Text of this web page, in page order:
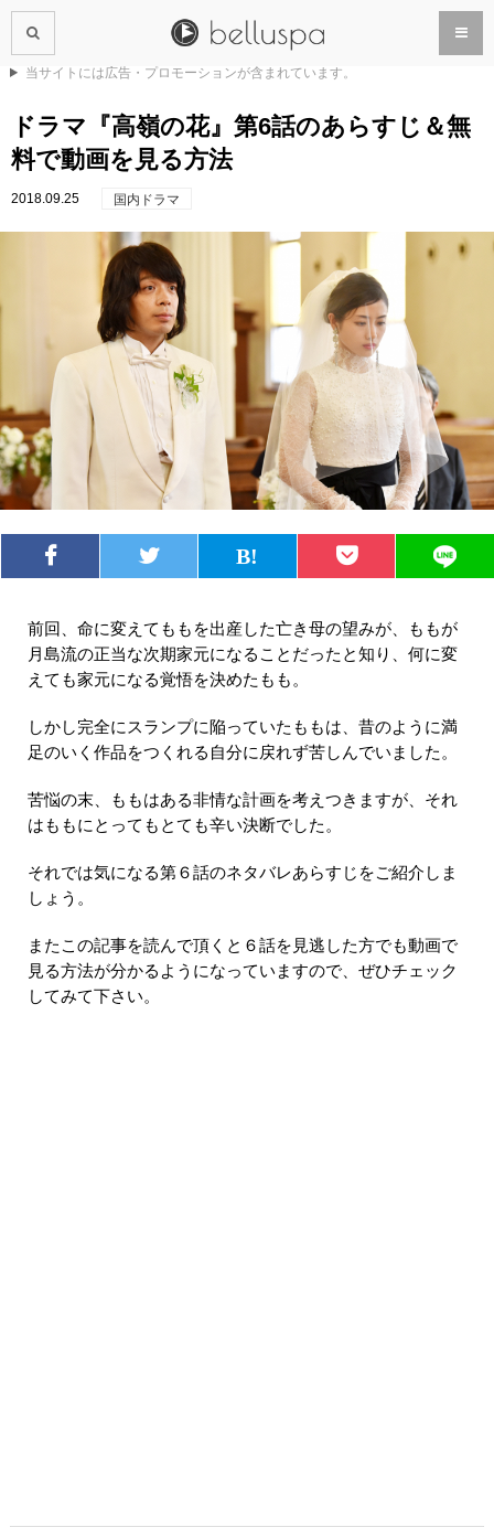
当サイトには広告・プロモーションが含まれています。
ドラマ『高嶺の花』第6話のあらすじ＆無
料で動画を見る方法
2018.09.25 国内ドラマ
前回、命に変えてももを出産した亡き母の望みが、ももが
月島流の正当な次期家元になることだったと知り、何に変
えても家元になる覚悟を決めたもも。
しかし完全にスランプに陥っていたももは、昔のように満
足のいく作品をつくれる自分に戻れず苦しんでいました。
苦悩の末、ももはある非情な計画を考えつきますが、それ
はももにとってもとても辛い決断でした。
それでは気になる第６話のネタバレあらすじをご紹介しま
しょう。
またこの記事を読んで頂くと６話を見逃した方でも動画で
見る方法が分かるようになっていますので、ぜひチェック
してみて下さい。